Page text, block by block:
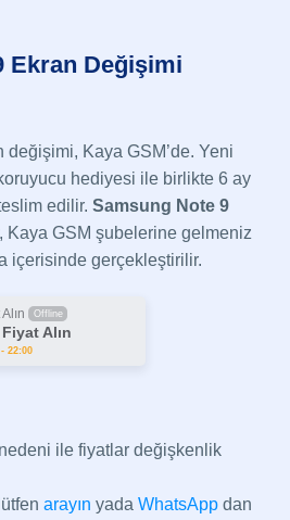
Ekran Değişimi
değişimi, Kaya GSM’de. Yeni
koruyucu hediyesi ile birlikte 6 ay
edilir. Samsung Note 9
Kaya GSM şubelerine gelmeniz
içerisinde gerçekleştirilir.
Offline
Alın
22:00
ile fiyatlar değişkenlik
arayın yada WhatsApp dan